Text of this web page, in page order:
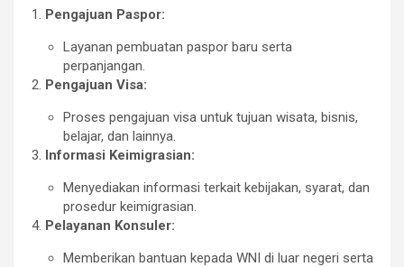
Pengajuan Paspor:
Layanan pembuatan paspor baru serta
perpanjangan.
Pengajuan Visa:
Proses pengajuan visa untuk tujuan wisata, bisnis,
belajar, dan lainnya.
Informasi Keimigrasian:
Menyediakan informasi terkait kebijakan, syarat, dan
prosedur keimigrasian.
Pelayanan Konsuler:
Memberikan bantuan kepada WNI di luar negeri serta